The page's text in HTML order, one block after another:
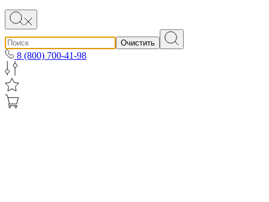
Очистить
8 (800) 700-41-98